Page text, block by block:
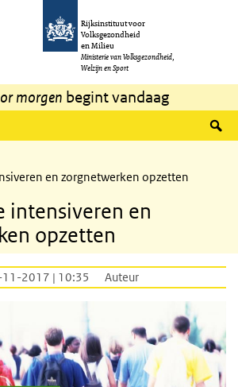
gaan
Rijksinstituut voor
Volksgezondheid
en Milieu
Ministerie van Volksgezondheid,
Welzijn en Sport
morgen begint vandaag
en zorgnetwerken opzetten
intensiveren en
opzetten
2017 | 10:35 Auteur